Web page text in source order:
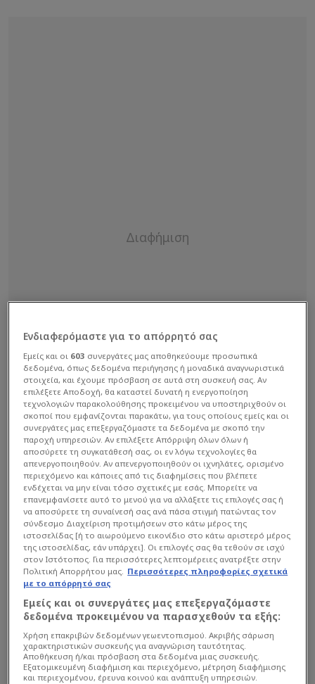
Το Χρονικό ενός «Μυθικού»
Αναποδογυρίσματος
Παρί Σεν Ζερμέντων Μπαπέ, Μέσι και Νεϊμάρ
έμοιαζε να έχει αγκαλιάσει την πρόκριση στους
«8». Όμως, ο Γάλλος σταρ της Ρεάλ είχε άλλη
άποψη. Μέσα σε 17 λεπτά «έκρηξης» στο δεύτερο
ημίχρονο, ο Μπενζεμά διέλυσε την άμυνα των
Παριζιάνων, ανατρέποντας το εις βάρος του 0-1
(από το γκολ του Μπαπέ) στο τελικό 3-1.
Ενδιαφερόμαστε για το απόρρητό σας
Εμείς και οι 603 συνεργάτες μας αποθηκεύουμε προσωπικά
δεδομένα, όπως δεδομένα περιήγησης ή μοναδικά αναγνωριστικά
στοιχεία, και έχουμε πρόσβαση σε αυτά στη συσκευή σας. Αν
επιλέξετε Αποδοχή, θα καταστεί δυνατή η ενεργοποίηση
τεχνολογιών παρακολούθησης προκειμένου να υποστηριχθούν οι
σκοποί που εμφανίζονται παρακάτω, για τους οποίους εμείς και οι
συνεργάτες μας επεξεργαζόμαστε τα δεδομένα με σκοπό την
παροχή υπηρεσιών. Αν επιλέξετε Απόρριψη όλων όλων ή
αποσύρετε τη συγκατάθεσή σας, οι εν λόγω τεχνολογίες θα
απενεργοποιηθούν. Αν απενεργοποιηθούν οι ιχνηλάτες, ορισμένο
περιεχόμενο και κάποιες από τις διαφημίσεις που βλέπετε
ενδέχεται να μην είναι τόσο σχετικές με εσάς. Μπορείτε να
επανεμφανίσετε αυτό το μενού για να αλλάξετε τις επιλογές σας ή
να αποσύρετε τη συναίνεσή σας ανά πάσα στιγμή πατώντας τον
σύνδεσμο Διαχείριση προτιμήσεων στο κάτω μέρος της
ιστοσελίδας [ή το αιωρούμενο εικονίδιο στο κάτω αριστερό μέρος
της ιστοσελίδας, εάν υπάρχει]. Οι επιλογές σας θα τεθούν σε ισχύ
στον Ιστότοπος. Για περισσότερες λεπτομέρειες ανατρέξτε στην
Πολιτική Απορρήτου μας. Περισσότερες πληροφορίες σχετικά
με το απόρρητό σας
Εμείς και οι συνεργάτες μας επεξεργαζόμαστε
δεδομένα προκειμένου να παρασχεθούν τα εξής:
Χρήση επακριβών δεδομένων γεωεντοπισμού. Ακριβής σάρωση
χαρακτηριστικών συσκευής για αναγνώριση ταυτότητας.
Αποθήκευση ή/και πρόσβαση στα δεδομένα μιας συσκευής.
Εξατομικευμένη διαφήμιση και περιεχόμενο, μέτρηση διαφήμισης
και περιεχομένου, έρευνα κοινού και ανάπτυξη υπηρεσιών.